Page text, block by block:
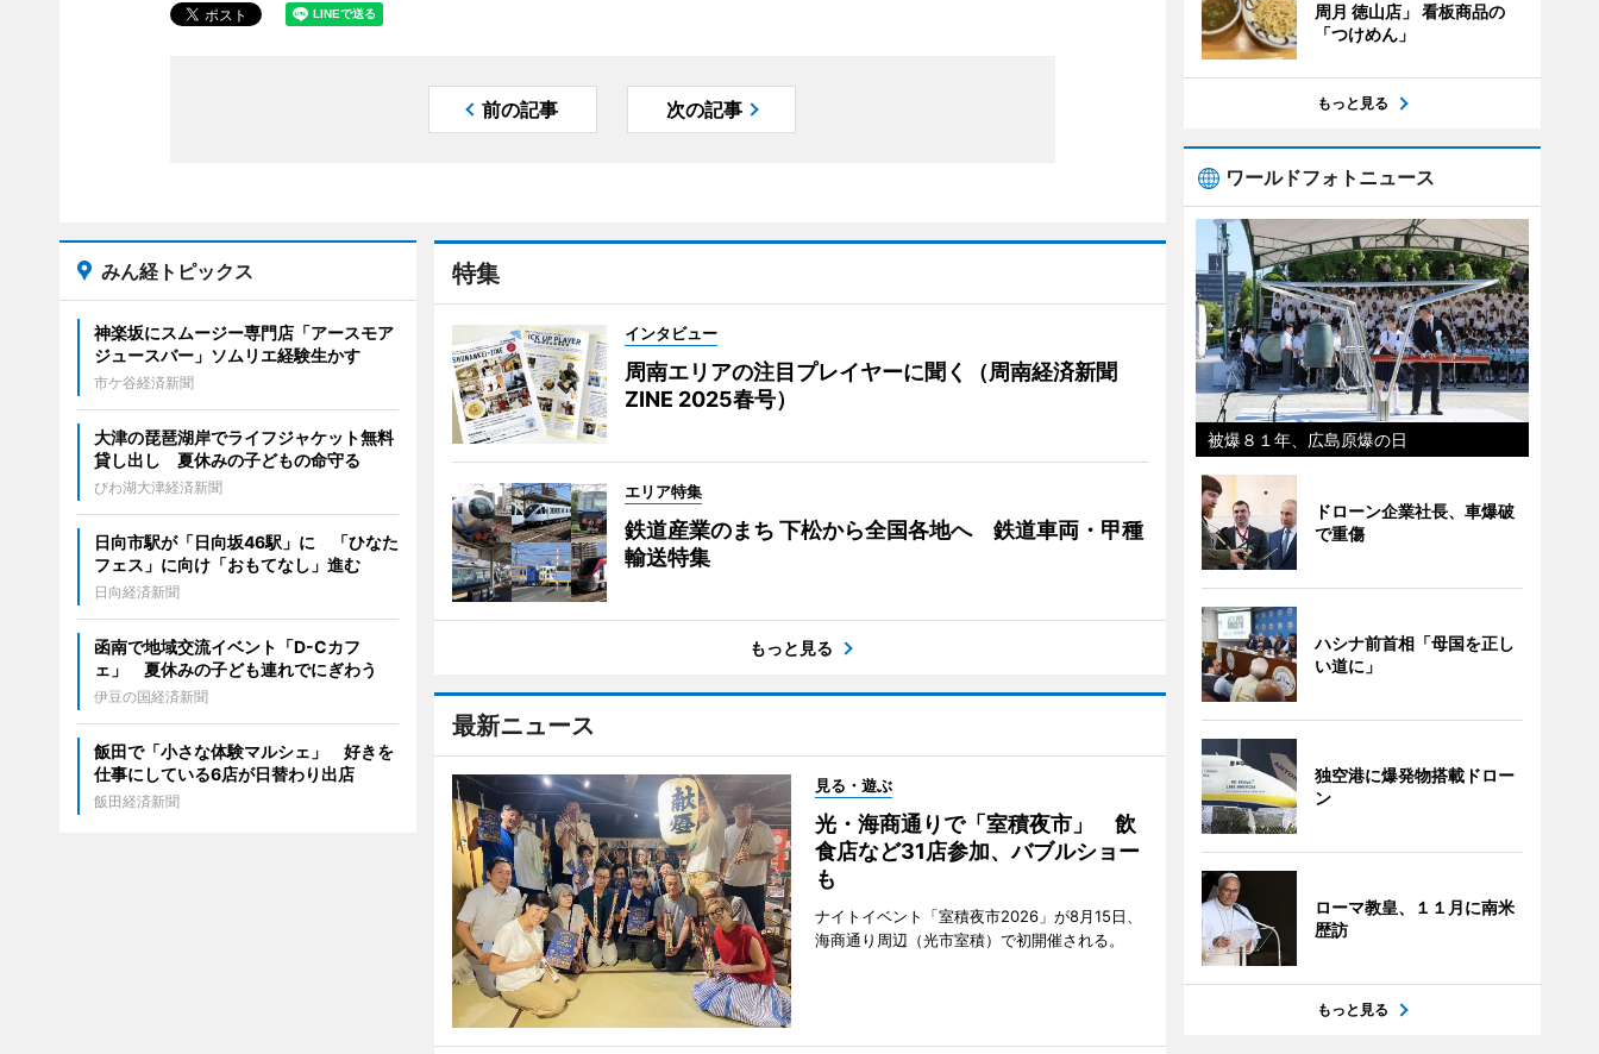
前の記事 次の記事
特集
インタビュー
周南エリアの注目プレイヤーに聞く（周南経済新聞
ZINE 2025春号）
エリア特集
鉄道産業のまち 下松から全国各地へ 鉄道車両・甲種
輸送特集
もっと見る
最新ニュース
見る・遊ぶ
光・海商通りで「室積夜市」 飲
食店など31店参加、バブルショー
も
ナイトイベント「室積夜市2026」が8月15日、
海商通り周辺（光市室積）で初開催される。
みん経トピックス
神楽坂にスムージー専門店「アースモア
ジュースバー」ソムリエ経験生かす
市ケ谷経済新聞
大津の琵琶湖岸でライフジャケット無料
貸し出し 夏休みの子どもの命守る
びわ湖大津経済新聞
日向市駅が「日向坂46駅」に 「ひなた
フェス」に向け「おもてなし」進む
日向経済新聞
函南で地域交流イベント「D-Cカフ
ェ」 夏休みの子ども連れでにぎわう
伊豆の国経済新聞
飯田で「小さな体験マルシェ」 好きを
仕事にしている6店が日替わり出店
飯田経済新聞
周月 徳山店」 看板商品の
「つけめん」
もっと見る
ワールドフォトニュース
被爆８１年、広島原爆の日
ドローン企業社長、車爆破
で重傷
ハシナ前首相「母国を正し
い道に」
独空港に爆発物搭載ドロー
ン
ローマ教皇、１１月に南米
歴訪
もっと見る